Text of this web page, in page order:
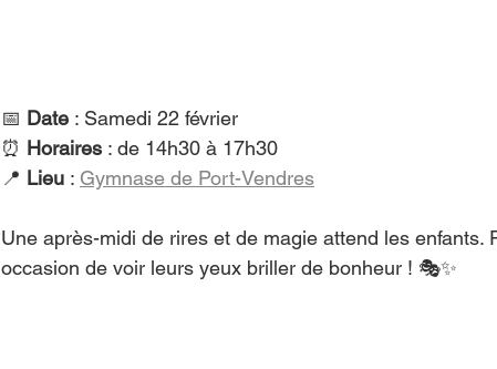
📅 Date : Samedi 22 février
⏰ Horaires : de 14h30 à 17h30
📍 Lieu : Gymnase de Port-Vendres
Une après-midi de rires et de magie attend les enfants.
occasion de voir leurs yeux briller de bonheur ! 🎭✨